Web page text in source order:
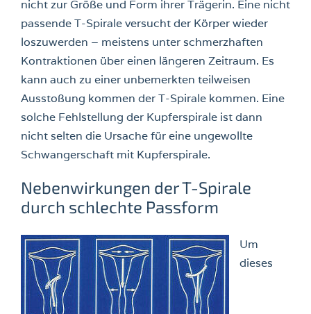
nicht zur Größe und Form ihrer Trägerin. Eine nicht
passende T-Spirale versucht der Körper wieder
loszuwerden – meistens unter schmerzhaften
Kontraktionen über einen längeren Zeitraum. Es
kann auch zu einer unbemerkten teilweisen
Ausstoßung kommen der T-Spirale kommen. Eine
solche Fehlstellung der Kupferspirale ist dann
nicht selten die Ursache für eine ungewollte
Schwangerschaft mit Kupferspirale.
Nebenwirkungen der T-Spirale
durch schlechte Passform
Um
dieses